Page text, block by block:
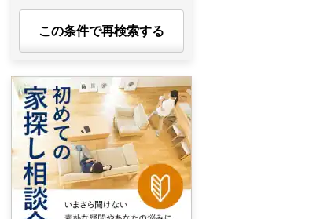
この条件で再検索する